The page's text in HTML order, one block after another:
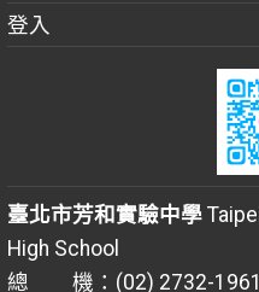
登入
臺北市芳和實驗中學
High School
總 機：(02) 2732-1961